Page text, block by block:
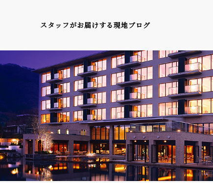
スタッフがお届けする現地ブログ